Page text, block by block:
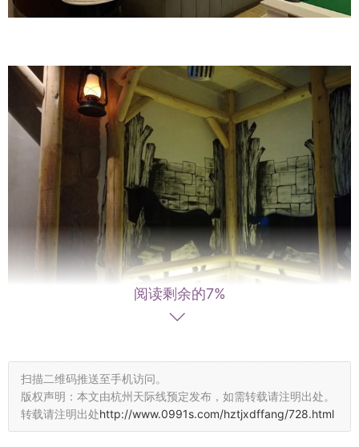
东西也还不错\r不过试营业之后再去就发现价格涨了很多\r我们一般都
是下午5.30下了班就直接过去，这时候吃的东西比较多杭州哪里夜总
会ktv招聘商务迎宾,还有哪些职位 非常推荐工作！五点半到八点半仨
小时KTV➕自助按人头收费，每个人只要79块（周末价），还可以开
阅读剩余的7%
扫描二维码推送至手机访问。
版权声明：本文由杭州天际线预定发布，如需转载请注明出处。
转载请注明出处http://www.0991s.com/hztjxdffang/728.html